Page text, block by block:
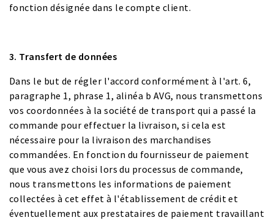
fonction désignée dans le compte client.
3. Transfert de données
Dans le but de régler l'accord conformément à l'art. 6,
paragraphe 1, phrase 1, alinéa b AVG, nous transmettons
vos coordonnées à la société de transport qui a passé la
commande pour effectuer la livraison, si cela est
nécessaire pour la livraison des marchandises
commandées. En fonction du fournisseur de paiement
que vous avez choisi lors du processus de commande,
nous transmettons les informations de paiement
collectées à cet effet à l'établissement de crédit et
éventuellement aux prestataires de paiement travaillant